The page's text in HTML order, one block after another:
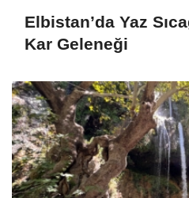
Elbistan’da Yaz
Kar Geleneği